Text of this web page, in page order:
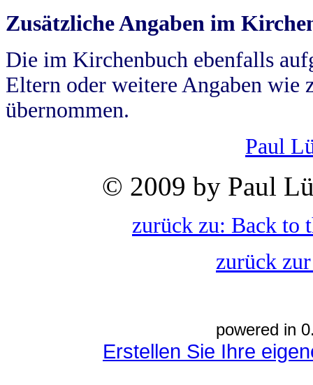
Zusätzliche Angaben im
Die im Kirchenbuch ebenfalls
Eltern oder weitere Angaben wie
übernommen.
Paul
© 2009 by Paul
zurück zu: Back to
zurück
powered in
Erstellen Sie Ihre